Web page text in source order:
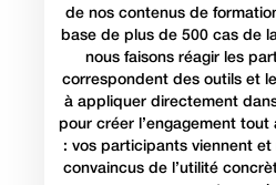
de nos contenus de
base de plus de 500 cas de
nous faisons réagir les
correspondent des outils et
à appliquer directement
pour créer l’engagement tout
: vos participants viennent
convaincus de l’utilité